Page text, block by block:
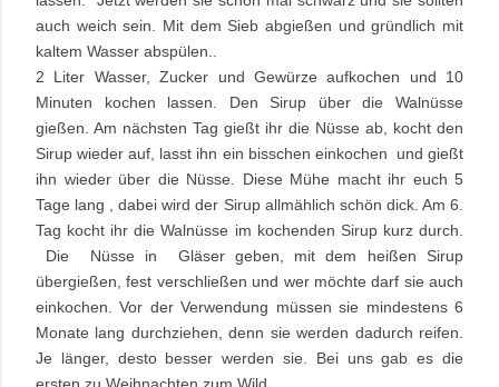
auch weich sein. Mit dem Sieb abgießen und gründlich mit
kaltem Wasser abspülen..
2 Liter Wasser, Zucker und Gewürze aufkochen und 10
Minuten kochen lassen. Den Sirup über die Walnüsse
gießen. Am nächsten Tag gießt ihr die Nüsse ab, kocht den
Sirup wieder auf, lasst ihn ein bisschen einkochen und gießt
ihn wieder über die Nüsse. Diese Mühe macht ihr euch 5
Tage lang , dabei wird der Sirup allmählich schön dick. Am 6.
Tag kocht ihr die Walnüsse im kochenden Sirup kurz durch.
Die Nüsse in Gläser geben, mit dem heißen Sirup
übergießen, fest verschließen und wer möchte darf sie auch
einkochen. Vor der Verwendung müssen sie mindestens 6
Monate lang durchziehen, denn sie werden dadurch reifen.
Je länger, desto besser werden sie. Bei uns gab es die